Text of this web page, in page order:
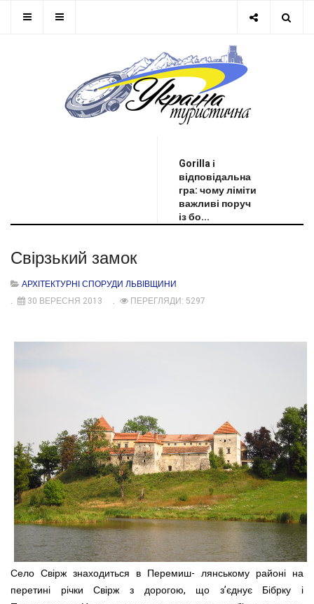
Gorilla і
відповідальна
гра: чому ліміти
важливі поруч
із бо...
Свірзький замок
АРХІТЕКТУРНІ СПОРУДИ ЛЬВІВЩИНИ
30 ВЕРЕСНЯ 2013
ПЕРЕГЛЯДИ: 5297
Село Свірж знаходиться в Перемиш- лянському районі на
перетині річки Свірж з дорогою, що з’єднує Бібрку і